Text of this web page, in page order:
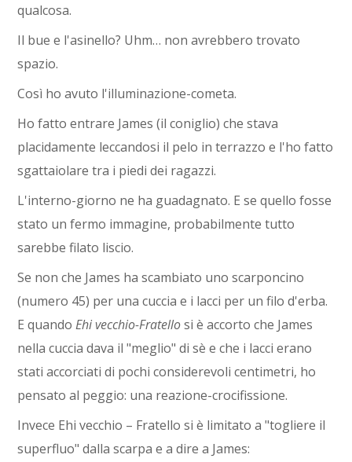
qualcosa.
Il bue e l'asinello? Uhm… non avrebbero trovato
spazio.
Così ho avuto l'illuminazione-cometa.
Ho fatto entrare James (il coniglio) che stava
placidamente leccandosi il pelo in terrazzo e l'ho fatto
sgattaiolare tra i piedi dei ragazzi.
L'interno-giorno ne ha guadagnato. E se quello fosse
stato un fermo immagine, probabilmente tutto
sarebbe filato liscio.
Se non che James ha scambiato uno scarponcino
(numero 45) per una cuccia e i lacci per un filo d'erba.
E quandoEhi vecchio-Fratellosi è accorto che James
nella cuccia dava il "meglio" di sè e che i lacci erano
stati accorciati di pochi considerevoli centimetri, ho
pensato al peggio: una reazione-crocifissione.
Invece Ehi vecchio – Fratello si è limitato a "togliere il
superfluo" dalla scarpa e a dire a James: